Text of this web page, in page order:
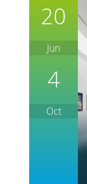
20
Jun
4
Oct